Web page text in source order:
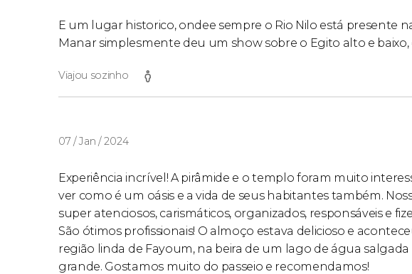
E um lugar historico, ondee sempre o Rio Nilo está presente
Manar simplesmente deu um show sobre o Egito alto e
Viajou sozinho
07 / Jan / 2024
Experiência incrível! A pirâmide e o templo foram muito
ver como é um oásis e a vida de seus habitantes também.
super atenciosos, carismáticos, organizados, responsáveis e
São ótimos profissionais! O almoço estava delicioso e
região linda de Fayoum, na beira de um lago de água
grande. Gostamos muito do passeio e recomendamos!